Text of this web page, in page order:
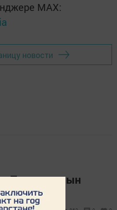
MАХ:
новости
Президентын